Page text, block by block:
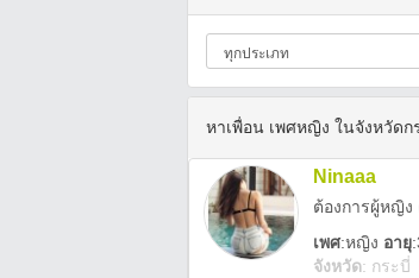
หาเพื่อน เพศหญิง ในจังหวัดก
Ninaaa
เพศ:หญิง อายุ
จังหวัด: กระบี่